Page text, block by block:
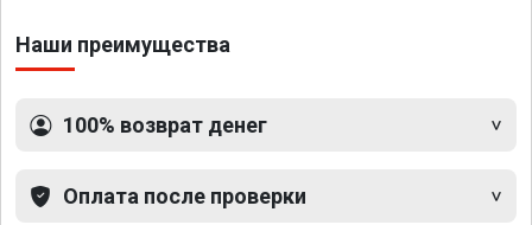
Наши преимущества
100% возврат денег
Оплата после проверки